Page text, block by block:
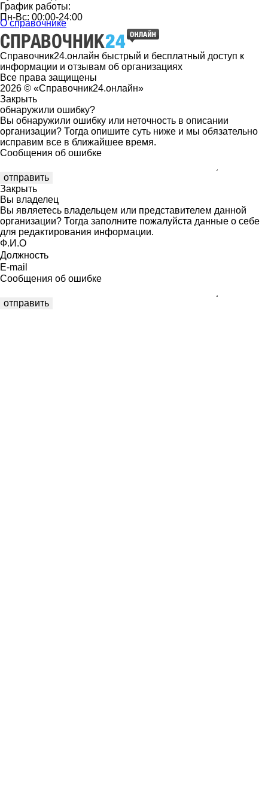
График работы:
Пн-Вс: 00:00-24:00
О справочнике
Справочник24.онлайн быстрый и бесплатный доступ к
информации и отзывам об организациях
Все права защищены
2026 © «Справочник24.онлайн»
Закрыть
обнаружили ошибку?
Вы обнаружили ошибку или неточность в описании
организации? Тогда опишите суть ниже и мы обязательно
исправим все в ближайшее время.
Сообщения об ошибке
Закрыть
Вы владелец
Вы являетесь владельцем или представителем данной
организации? Тогда заполните пожалуйста данные о себе
для редактирования информации.
Ф.И.О
Должность
E-mail
Сообщения об ошибке